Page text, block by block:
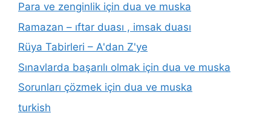
Para ve zenginlik için dua ve muska
Ramazan – ıftar duası , imsak duası
Rüya Tabirleri – A'dan Z'ye
Sınavlarda başarılı olmak için dua ve muska
Sorunları çözmek için dua ve muska
turkish